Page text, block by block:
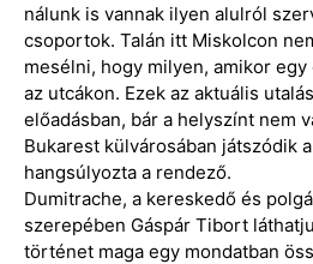
nálunk is vannak ilyen alulról
csoportok. Talán itt Miskolcon
mesélni, hogy milyen, amikor
az utcákon. Ezek az aktuális
előadásban, bár a helyszínt nem
Bukarest külvárosában játszódik
hangsúlyozta a rendező.
Dumitrache, a kereskedő és
szerepében Gáspár Tibort
történet maga egy mondatban